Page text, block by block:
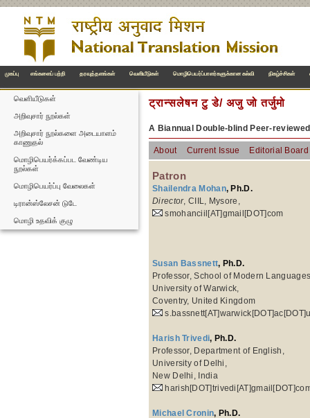
முகப்பு எங்களைப் பற்றி தரவுத்தளங்கள் வெளியீடுகள் மொழிபெயர்ப்பாளர்களுக்கான கல்வி நிகழ்ச்சிகள்
வெளியீடுகள்
அறிவுசார் நூல்கள்
அறிவுசார் நூல்களை அடையாளம்
காணுதல்
மொழிபெயர்க்கப்பட வேண்டிய
நூல்கள்
மொழிபெயர்ப்பு வேலைகள்
டிரான்ஸ்லேசன் டுடே
மொழி உதவிக் குழு
ट्रान्सलेषन टु डे/ अजु जो तर्जुमो
A Biannual Double-blind Peer-
About Current Issue Editorial Board
Patron
Shailendra Mohan, Ph.D.
Director, CIIL, Mysore,
smohanciil[AT]gmail[DOT]com
Susan Bassnett, Ph.D.
Professor, School of Modern
University of Warwick,
Coventry, United Kingdom
Harish Trivedi, Ph.D.
Professor, Department of English,
University of Delhi,
New Delhi, India
Michael Cronin, Ph.D.